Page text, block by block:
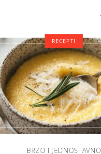
BRZO I JEDNOSTAVNO
RECEPTI